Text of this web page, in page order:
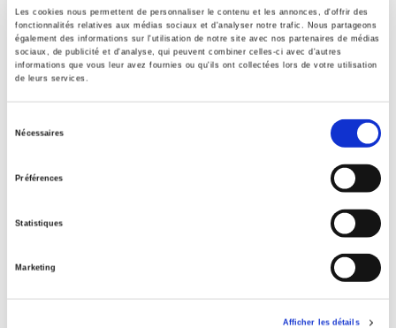
Les cookies nous permettent de personnaliser le contenu et les annonces, d'offrir des
fonctionnalités relatives aux médias sociaux et d'analyser notre trafic. Nous partageons
également des informations sur l'utilisation de notre site avec nos partenaires de médias
sociaux, de publicité et d'analyse, qui peuvent combiner celles-ci avec d'autres
informations que vous leur avez fournies ou qu'ils ont collectées lors de votre utilisation
de leurs services.
Nécessaires
Préférences
Statistiques
Marketing
Afficher les détails
Pourquoi l'emploi se polarise